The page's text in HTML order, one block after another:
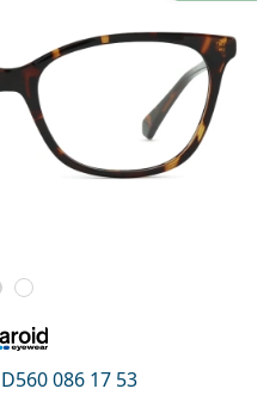
086 17 53